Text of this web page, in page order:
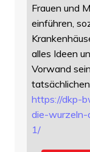
Frauen und
einführen,
alles Ideen
Vorwand
https://dkp-
die-
1/